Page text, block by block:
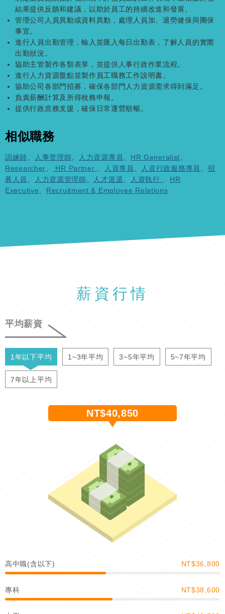
結果提供反饋和建議，以助於員工的持續改進和發展。
管理公司人員異動或資料異動，處理人員加、退勞健保與團保
事宜。
進行人員出勤管理，輸入並匯入每日出勤表，了解人員的實際
出勤狀況。
協助主管製作各類表單，並提供人事行政作業流程。
進行人力資源盤點並製作員工職務工作說明書。
協助公司各部門招募，確保各部門人力資源需求得到滿足。
負責薪酬計算及所得稅務申報。
提供行政庶務支援，確保日常運營順暢。
相似職務
訓練師 人事管理師 人力資源專員 HR Generalist
Researcher
HR Partner 人資專員 人資行政服務專員
招
募人員
人力資源管理師 人才派遣 人資執行
HR
Executive
Recruitment & Employee Relations
薪資行情
平均薪資
1年以下平均 1~3年平均 3~5年平均 5~7年平均
7年以上平均
NT$40,850
高中職(含以下) NT$36,800
專科 NT$38,600